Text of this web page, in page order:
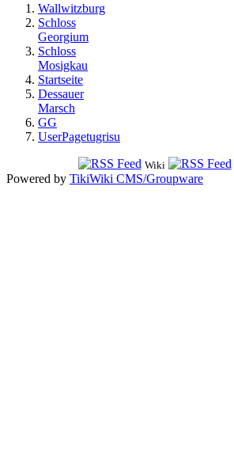
Wallwitzburg
Schloss
Georgium
Schloss
Mosigkau
Startseite
Dessauer
Marsch
GG
UserPagetugrisu
Wiki
Powered by TikiWiki CMS/Groupware